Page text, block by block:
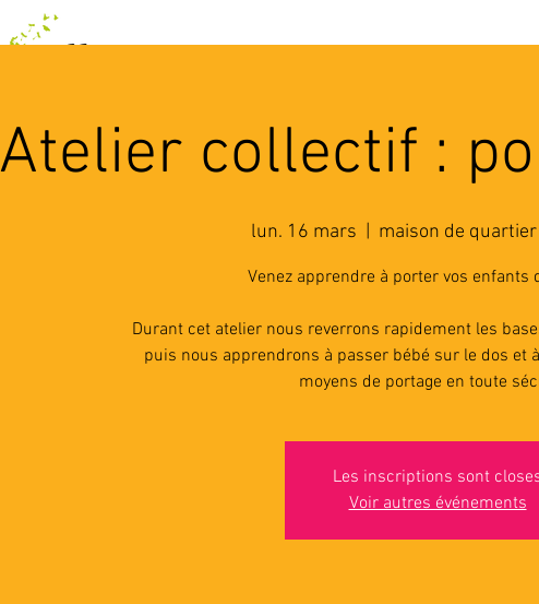
Atelier collectif :
lun. 16 mars maison de
Venez apprendre à porter vos enfants
Durant cet atelier nous reverrons rapidement les
puis nous apprendrons à passer bébé sur le dos et
moyens de portage en toute
Les inscriptions sont
Voir autres événements